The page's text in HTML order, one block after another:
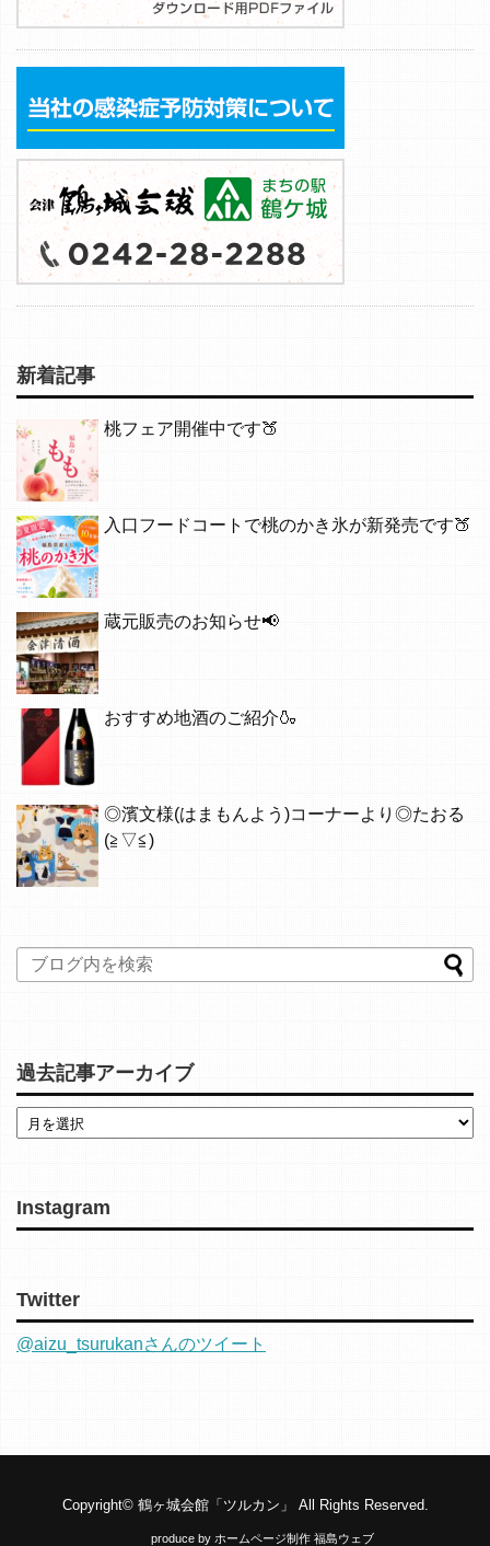
新着記事
桃フェア開催中です🍑
入口フードコートで桃のかき氷が新発売です🍑
蔵元販売のお知らせ📢
おすすめ地酒のご紹介🍶
◎濱文様(はまもんよう)コーナーより◎たおる
(≧▽≦)
過去記事アーカイブ
Instagram
Twitter
@aizu_tsurukanさんのツイート
Copyright© 鶴ヶ城会館「ツルカン」 All Rights Reserved.
produce by ホームページ制作 福島ウェブ